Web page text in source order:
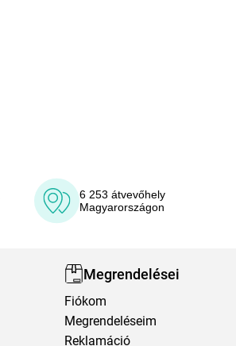
6 253 átvevőhely
Magyarországon
Megrendelései
Fiókom
Megrendeléseim
Reklamáció